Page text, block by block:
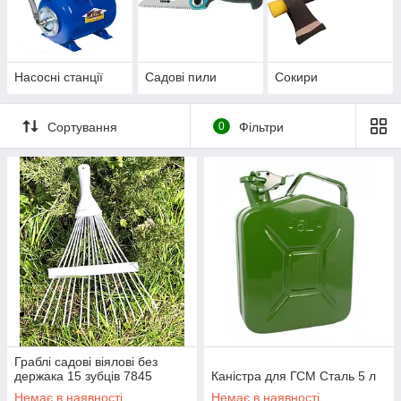
що
і
Зернодробарки, кормоізмельчітель,
кукурузолущалки
Якісне функціональне обладнання, що полегшує
ведення господарських робіт. З надійними
технічними властивостями і офіційною
гарантією.
Насосні станції Садові пили Сокири
Сортування 0 Фільтри
Граблі садові віялові без
держака 15 зубців 7845
Немає в наявності
Каністра для ГСМ Сталь 5 л
Немає в наявності